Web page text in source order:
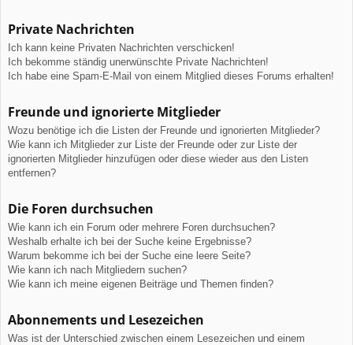
Private Nachrichten
Ich kann keine Privaten Nachrichten verschicken!
Ich bekomme ständig unerwünschte Private Nachrichten!
Ich habe eine Spam-E-Mail von einem Mitglied dieses Forums erhalten!
Freunde und ignorierte Mitglieder
Wozu benötige ich die Listen der Freunde und ignorierten Mitglieder?
Wie kann ich Mitglieder zur Liste der Freunde oder zur Liste der
ignorierten Mitglieder hinzufügen oder diese wieder aus den Listen
entfernen?
Die Foren durchsuchen
Wie kann ich ein Forum oder mehrere Foren durchsuchen?
Weshalb erhalte ich bei der Suche keine Ergebnisse?
Warum bekomme ich bei der Suche eine leere Seite?
Wie kann ich nach Mitgliedern suchen?
Wie kann ich meine eigenen Beiträge und Themen finden?
Abonnements und Lesezeichen
Was ist der Unterschied zwischen einem Lesezeichen und einem